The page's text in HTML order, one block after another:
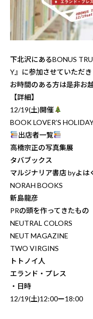
下北沢にあるBONUS
Y』に参加させていただき
お時間のある方は是非お
【詳細】
12/19(土)開催
BOOK LOVER’S
出店者一覧
高橋宗正の写真集展
タバブックス
マルジナリア書店 byよは
NORAH BOOKS
新島龍彦
PRの頭を作ってきたもの
NEUTRAL COLORS
NEUT MAGAZINE
TWO VIRGINS
トトノイ人
エランド・プレス
・日時
12/19(土)12:00ー18:00